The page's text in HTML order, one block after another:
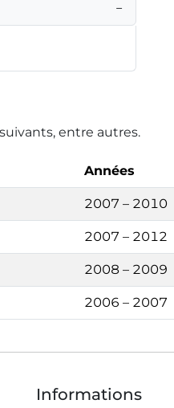
−
entre autres.
Années
2007 – 2010
2007 – 2012
2008 – 2009
2006 – 2007
Informations